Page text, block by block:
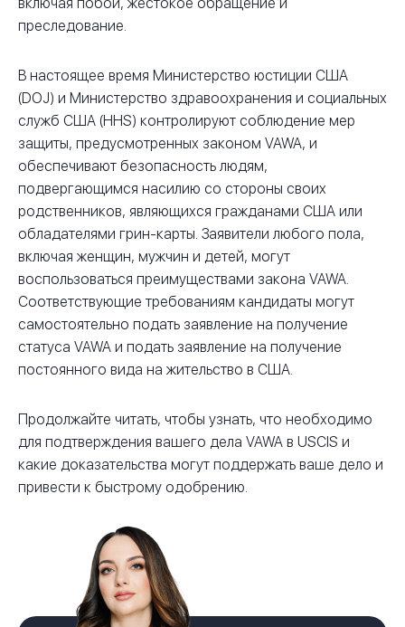
преследование.
В настоящее время Министерство юстиции США
(DOJ) и Министерство здравоохранения и социальных
служб США (HHS) контролируют соблюдение мер
защиты, предусмотренных законом VAWA, и
обеспечивают безопасность людям,
подвергающимся насилию со стороны своих
родственников, являющихся гражданами США или
обладателями грин-карты. Заявители любого пола,
включая женщин, мужчин и детей, могут
воспользоваться преимуществами закона VAWA.
Соответствующие требованиям кандидаты могут
самостоятельно подать заявление на получение
статуса VAWA и подать заявление на получение
постоянного вида на жительство в США.
Продолжайте читать, чтобы узнать, что необходимо
для подтверждения вашего дела VAWA в USCIS и
какие доказательства могут поддержать ваше дело и
привести к быстрому одобрению.